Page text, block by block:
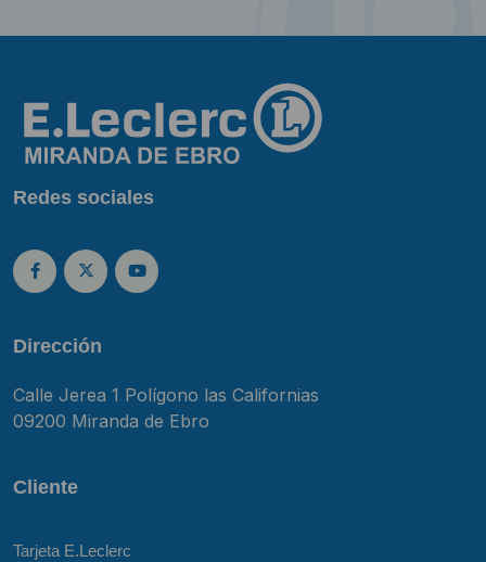
Redes sociales
Dirección
Calle Jerea 1 Polígono las Californias
09200 Miranda de Ebro
Cliente
Tarjeta E.Leclerc